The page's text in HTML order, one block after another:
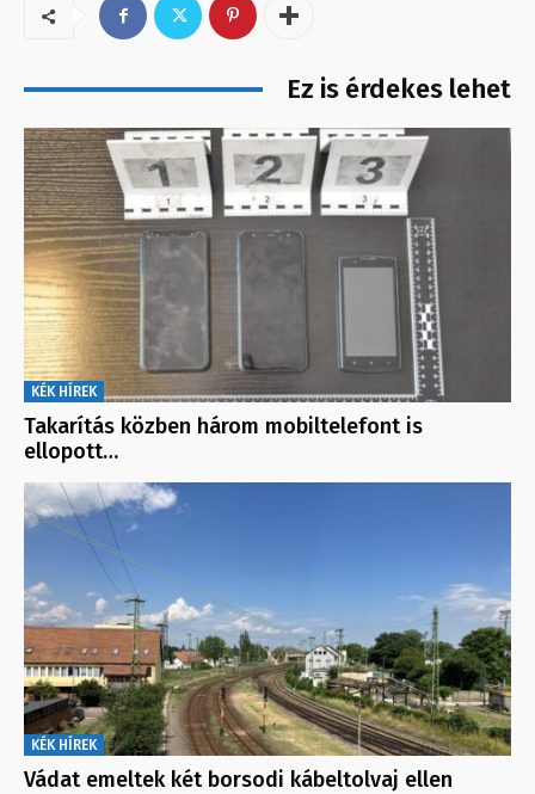
Ez is érdekes lehet
KÉK HÍREK
Takarítás közben három mobiltelefont is
ellopott…
KÉK HÍREK
Vádat emeltek két borsodi kábeltolvaj ellen